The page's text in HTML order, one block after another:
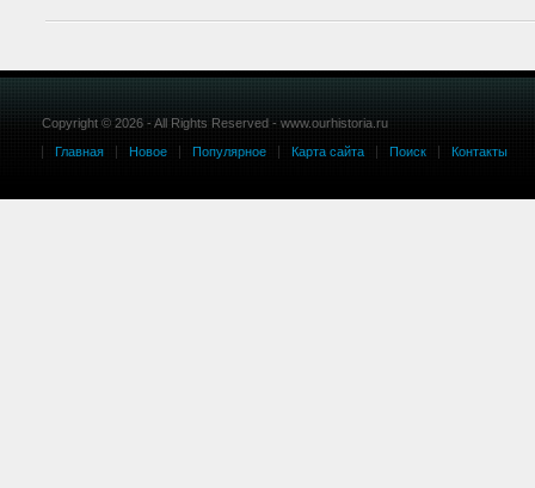
Copyright © 2026 - All Rights Reserved - www.ourhistoria.ru
Главная
Новое Популярное Карта сайта Поиск Контакты